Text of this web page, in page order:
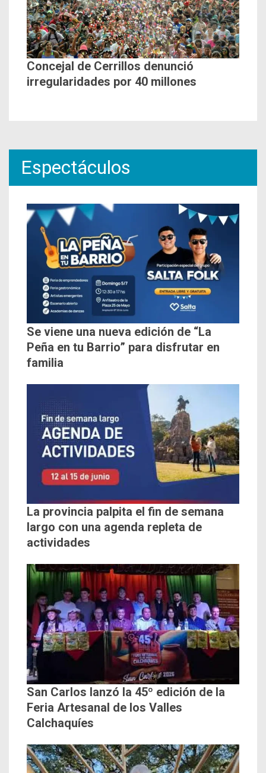
Concejal de Cerrillos denunció
irregularidades por 40 millones
Espectáculos
Se viene una nueva edición de “La
Peña en tu Barrio” para disfrutar en
familia
La provincia palpita el fin de semana
largo con una agenda repleta de
actividades
San Carlos lanzó la 45º edición de la
Feria Artesanal de los Valles
Calchaquíes